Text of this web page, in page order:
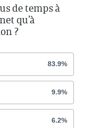
de temps à
qu’à
?
83.9%
9.9%
6.2%